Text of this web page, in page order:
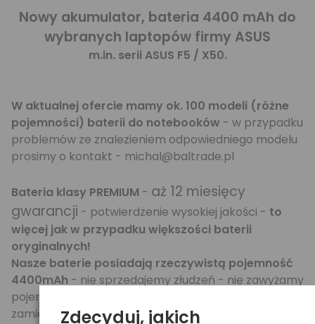
Nowy akumulator, bateria 4400 mAh do
wybranych laptopów firmy ASUS
m.in. serii ASUS F5 / X50.
W aktualnej ofercie mamy ok. 100 modeli (różne
pojemności) baterii do notebooków - w przypadku
problemów ze znalezieniem odpowiedniego modelu
prosimy o kontakt - michal@baltrade.pl
Bateria klasy PREMIUM - aż 12 miesięcy
gwarancji - potwierdzenie wysokiej jakości - to
więcej jak w przypadku większości baterii
oryginalnych!
Nasze baterie posiadają rzeczywistą pojemność
4400mAh - nie sprzedajemy złudzeń - nie zawyżamy
pojemności jak większość producentów tańszych
zamienników.Zdecyduj, jakich